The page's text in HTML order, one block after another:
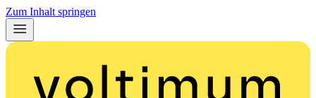
Zum Inhalt springen